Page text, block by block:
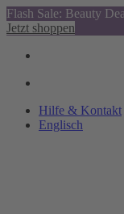
Flash Sale: Beauty
Jetzt shoppen
Hilfe & Kontakt
Englisch